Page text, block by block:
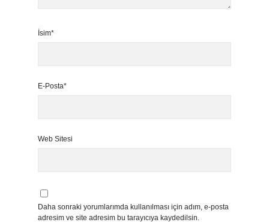
İsim*
E-Posta*
Web Sitesi
Daha sonraki yorumlarımda kullanılması için adım, e-posta
adresim ve site adresim bu tarayıcıya kaydedilsin.